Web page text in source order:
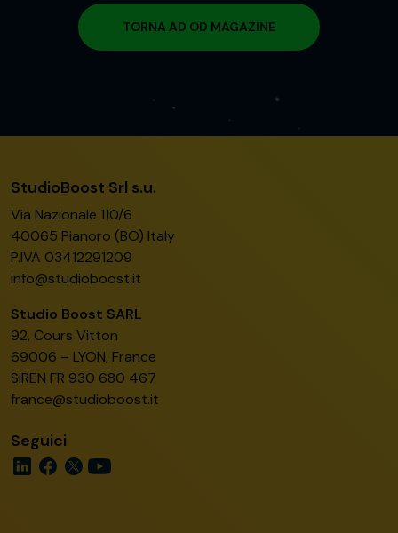
TORNA AD OD MAGAZINE
StudioBoost Srl s.u.
Via Nazionale 110/6
40065 Pianoro (BO) Italy
P.IVA 03412291209
info@studioboost.it
Studio Boost SARL
92, Cours Vitton
69006 – LYON, France
SIREN FR 930 680 467
france@studioboost.it
Seguici